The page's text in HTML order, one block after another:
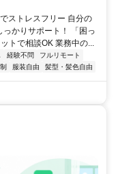
ストレスフリー 自分の
っかりサポート！ 「困っ
トで相談OK 業務中の...
経験不問
フルリモート
服装自由 髪型・髪色自由